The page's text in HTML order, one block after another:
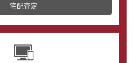
査定・買取に出すことが可能で
宅配査定